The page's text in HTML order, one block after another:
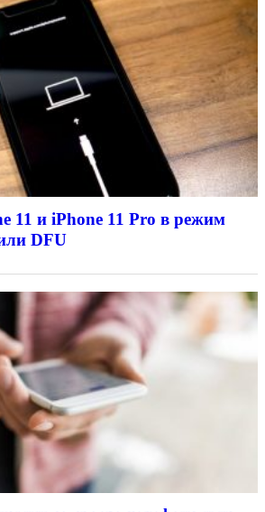
11 и iPhone 11 Pro в режим
DFU